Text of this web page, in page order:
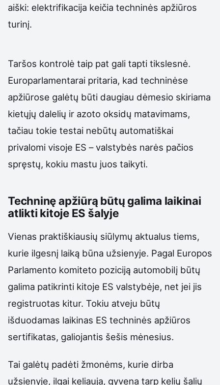
aiški: elektrifikacija keičia techninės apžiūros
turinį.
Taršos kontrolė taip pat gali tapti tikslesnė.
Europarlamentarai pritaria, kad techninėse
apžiūrose galėtų būti daugiau dėmesio skiriama
kietųjų dalelių ir azoto oksidų matavimams,
tačiau tokie testai nebūtų automatiškai
privalomi visoje ES – valstybės narės pačios
spręstų, kokiu mastu juos taikyti.
Techninę apžiūrą būtų galima laikinai
atlikti kitoje ES šalyje
Vienas praktiškiausių siūlymų aktualus tiems,
kurie ilgesnį laiką būna užsienyje. Pagal Europos
Parlamento komiteto poziciją automobilį būtų
galima patikrinti kitoje ES valstybėje, net jei jis
registruotas kitur. Tokiu atveju būtų
išduodamas laikinas ES techninės apžiūros
sertifikatas, galiojantis šešis mėnesius.
Tai galėtų padėti žmonėms, kurie dirba
užsienyje, ilgai keliauja, gyvena tarp kelių šalių